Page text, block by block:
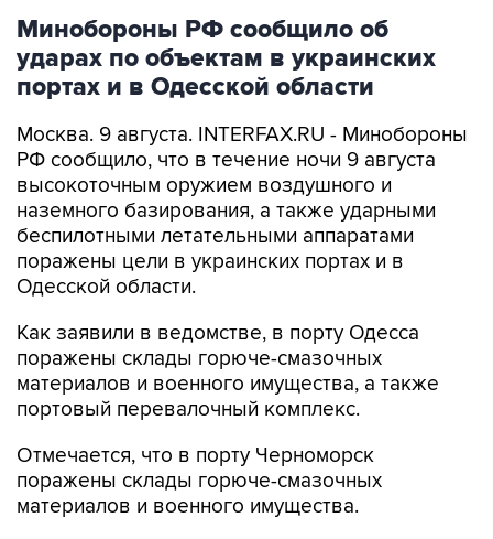
Минобороны РФ сообщило об
ударах по объектам в украинских
портах и в Одесской области
Москва. 9 августа. INTERFAX.RU - Минобороны
РФ сообщило, что в течение ночи 9 августа
высокоточным оружием воздушного и
наземного базирования, а также ударными
беспилотными летательными аппаратами
поражены цели в украинских портах и в
Одесской области.
Как заявили в ведомстве, в порту Одесса
поражены склады горюче-смазочных
материалов и военного имущества, а также
портовый перевалочный комплекс.
Отмечается, что в порту Черноморск
поражены склады горюче-смазочных
материалов и военного имущества.